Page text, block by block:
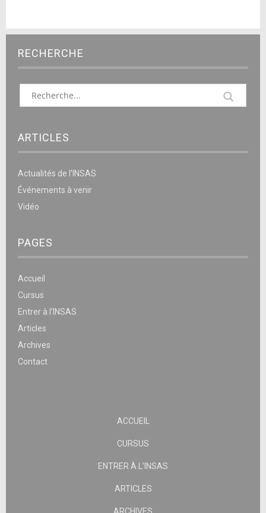
RECHERCHE
ARTICLES
Actualités de l’INSAS
Événements à venir
Vidéo
PAGES
Accueil
Cursus
Entrer à l’INSAS
Articles
Archives
Contact
ACCUEIL
CURSUS
ENTRER À L’INSAS
ARTICLES